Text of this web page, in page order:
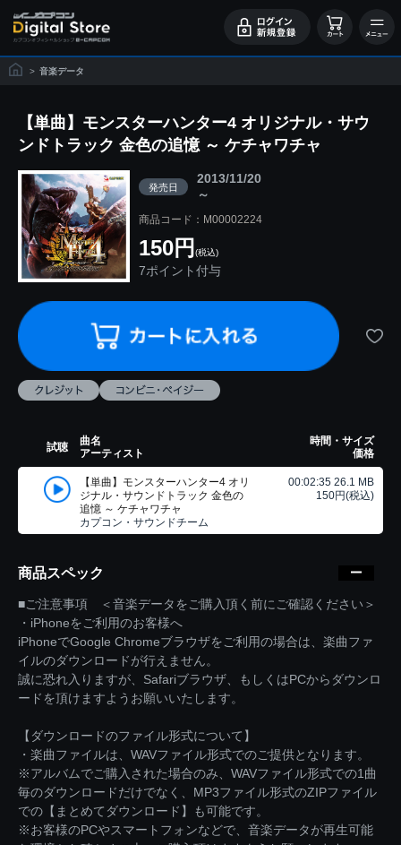
> 音楽データ
【単曲】モンスターハンター4 オリジナル・サウ
ンドトラック 金色の追憶 ～ ケチャワチャ
発売日
2013/11/20
～
商品コード：M00002224
150円 (税込)
7ポイント付与
試聴
曲名
アーティスト
時間・サイズ
価格
【単曲】モンスターハンター4 オリ
ジナル・サウンドトラック 金色の
追憶 ～ ケチャワチャ
カプコン・サウンドチーム
00:02:35 26.1 MB
150円(税込)
商品スペック
■ご注意事項 ＜音楽データをご購入頂く前にご確認ください＞
・iPhoneをご利用のお客様へ
iPhoneでGoogle Chromeブラウザをご利用の場合は、楽曲ファ
イルのダウンロードが行えません。
誠に恐れ入りますが、Safariブラウザ、もしくはPCからダウンロ
ードを頂けますようお願いいたします。
【ダウンロードのファイル形式について】
・楽曲ファイルは、WAVファイル形式でのご提供となります。
※アルバムでご購入された場合のみ、WAVファイル形式での1曲
毎のダウンロードだけでなく、MP3ファイル形式のZIPファイル
での【まとめてダウンロード】も可能です。
※お客様のPCやスマートフォンなどで、音楽データが再生可能